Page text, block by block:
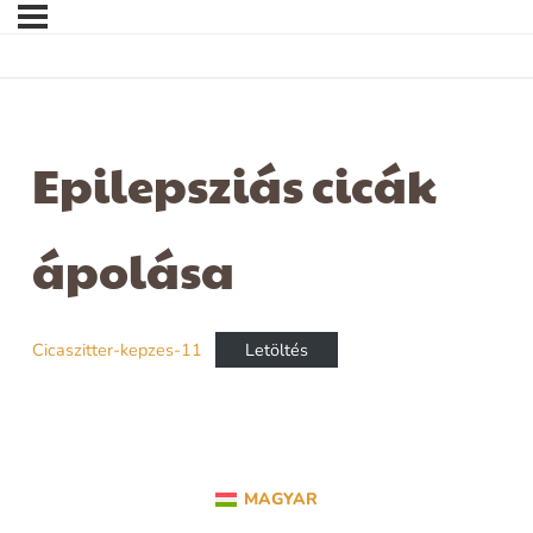
Epilepsziás cicák
ápolása
Cicaszitter-kepzes-11 Letöltés
MAGYAR